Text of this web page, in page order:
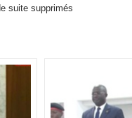
suite supprimés